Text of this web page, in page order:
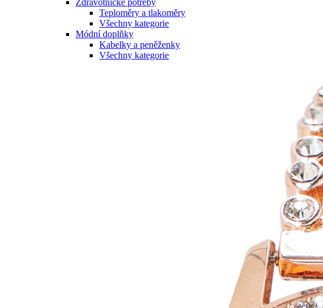
Zdravotnické potřeby
Teploměry a tlakoměry
Všechny kategorie
Módní doplňky
Kabelky a peněženky
Všechny kategorie